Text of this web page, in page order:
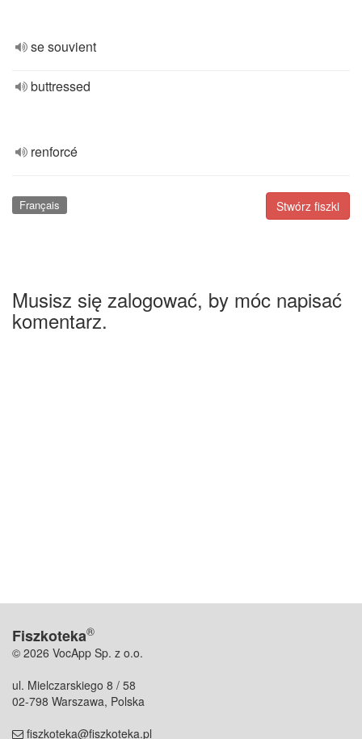
se souvient
buttressed
renforcé
Stwórz fiszki
Français
Musisz się zalogować, by móc napisać
komentarz.
Fiszkoteka®
© 2026 VocApp Sp. z o.o.
ul. Mielczarskiego 8 / 58
02-798 Warszawa, Polska
fiszkoteka@fiszkoteka.pl